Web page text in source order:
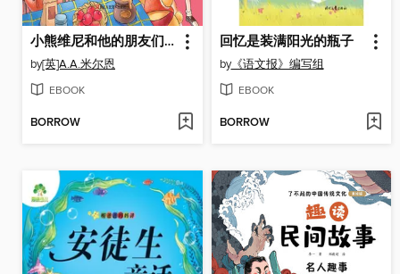
小熊维尼和他的朋友们·跳跳虎的早餐
by[英]A.A.米尔恩
EBOOK
BORROW
回忆是装满阳光的瓶子
by《语文报》编写组
EBOOK
BORROW